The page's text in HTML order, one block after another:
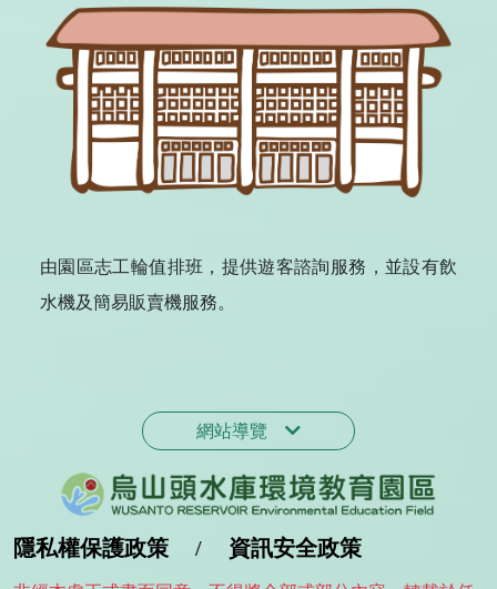
由園區志工輪值排班，提供遊客諮詢服務，並設有飲
水機及簡易販賣機服務。
網站導覽
隱私權保護政策 / 資訊安全政策